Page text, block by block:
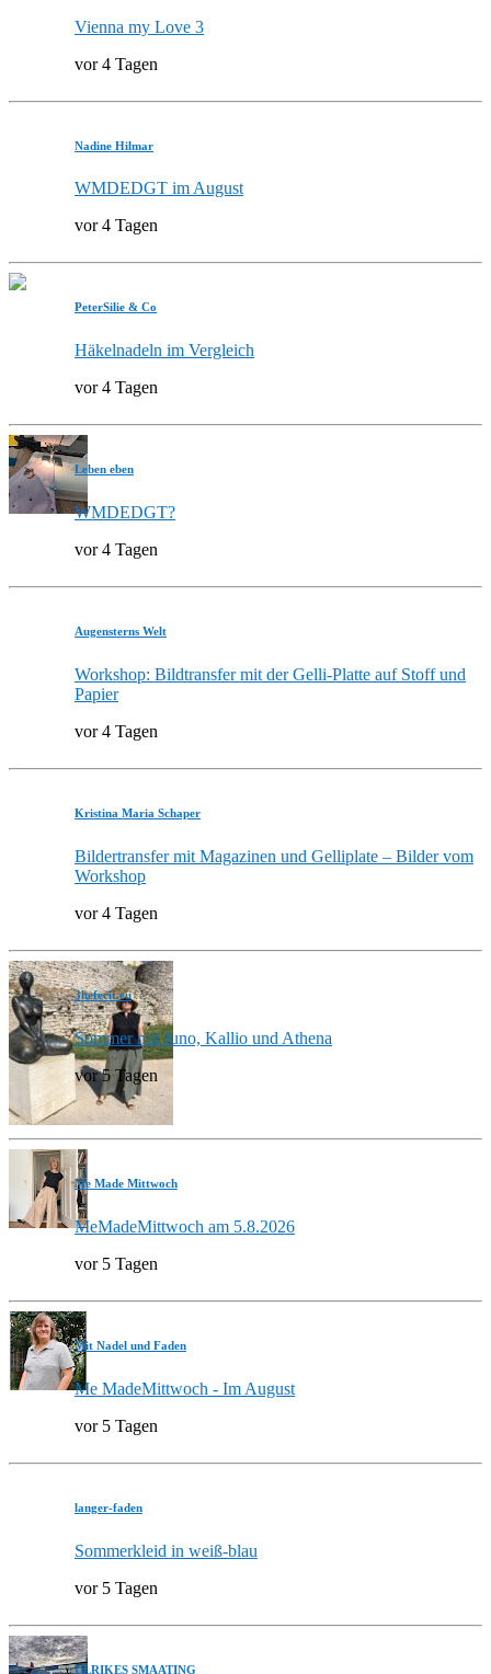
Vienna my Love 3
vor 4 Tagen
Nadine Hilmar
WMDEDGT im August
vor 4 Tagen
PeterSilie & Co
Häkelnadeln im Vergleich
vor 4 Tagen
Leben eben
WMDEDGT?
vor 4 Tagen
Augensterns Welt
Workshop: Bildtransfer mit der Gelli-Platte auf Stoff und
Papier
vor 4 Tagen
Kristina Maria Schaper
Bildertransfer mit Magazinen und Gelliplate – Bilder vom
Workshop
vor 4 Tagen
3hefecit.eu
Sommer mit Juno, Kallio und Athena
vor 5 Tagen
Me Made Mittwoch
MeMadeMittwoch am 5.8.2026
vor 5 Tagen
Mit Nadel und Faden
Me MadeMittwoch - Im August
vor 5 Tagen
langer-faden
Sommerkleid in weiß-blau
vor 5 Tagen
ULRIKES SMAATING